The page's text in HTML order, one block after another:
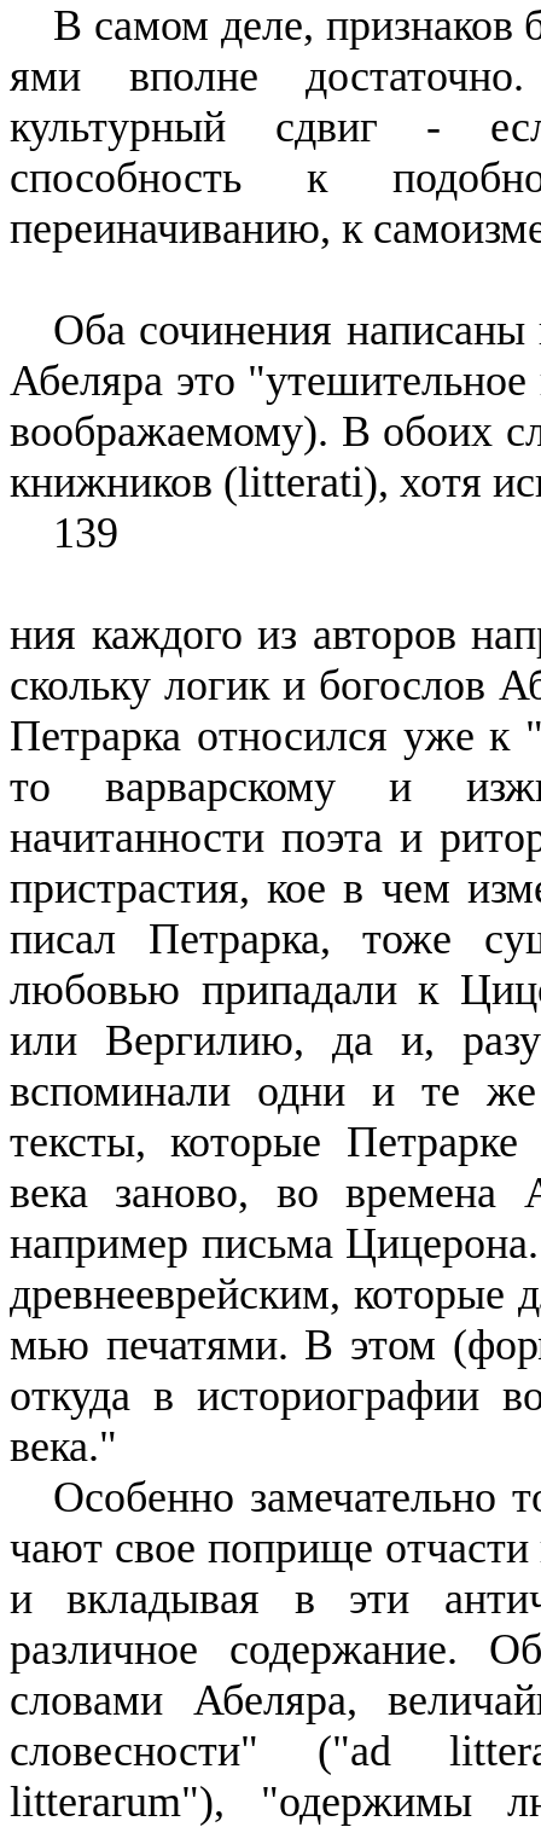
В самом деле,
ями вполне
культурный сдвиг -
способность к
переиначиванию, к
Оба сочинения
Абеляра это
воображаемому). В обоих
книжников (litterati), хотя
139
ния каждого из авторов
скольку логик и богослов
Петрарка относился уже к
то варварскому и
начитанности поэта и
пристрастия, кое в чем
писал Петрарка, тоже
любовью припадали к
или Вергилию, да и,
вспоминали одни и те же
тексты, которые
века заново, во времена
например письма
древнееврейским, которые
мью печатями. В этом
от­куда в историографии
века."
Особенно замечательно
чают свое поприще
и вкладывая в эти
различное содержание.
словами Абеляра,
словесности" ("ad
litterarum"), "одержимы